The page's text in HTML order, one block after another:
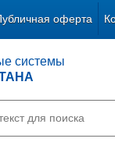
оферта
системы